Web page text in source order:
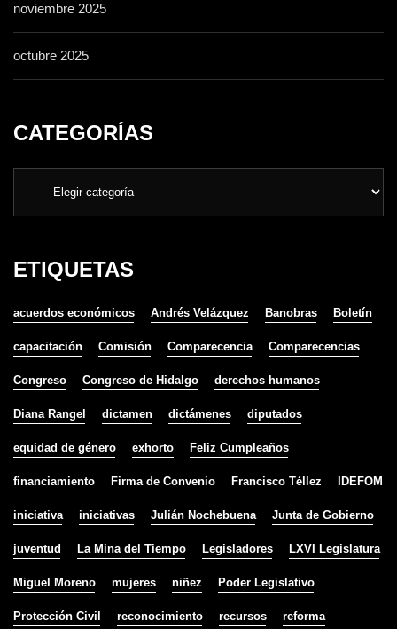
noviembre 2025
octubre 2025
CATEGORÍAS
ETIQUETAS
acuerdos económicos Andrés Velázquez Banobras Boletín
capacitación Comisión Comparecencia Comparecencias
Congreso Congreso de Hidalgo derechos humanos
Diana Rangel dictamen dictámenes diputados
equidad de género exhorto Feliz Cumpleaños
financiamiento Firma de Convenio Francisco Téllez IDEFOM
iniciativa iniciativas Julián Nochebuena Junta de Gobierno
juventud La Mina del Tiempo Legisladores LXVI Legislatura
Miguel Moreno mujeres niñez Poder Legislativo
Protección Civil reconocimiento recursos reforma